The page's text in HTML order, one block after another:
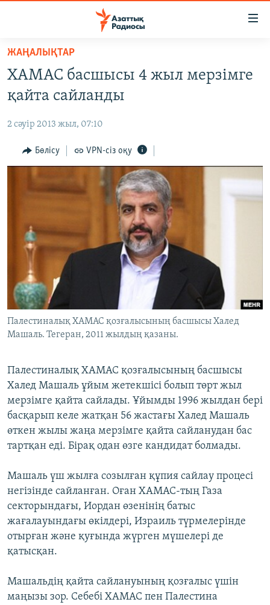
Skip
main
content
to
Navigation
Skip
ЖАҢАЛЫҚТАР
ҚАҢТАР ОҚИҒАСЫ
АДАМ ҚҰҚЫҚТАРЫ
ӘЛЕУМЕТ
ӘЛЕМ
Русский
ЖАЗЫЛЫҢЫЗ
Басқа тілдерде
ЖАҢАЛЫҚТАР
ХАМАС басшысы 4 жыл мерзімге
қайта сайланды
2 сәуір 2013 жыл, 07:10
Бөлісу VPN-сіз оқу
Палестиналық ХАМАС қозғалысының басшысы Халед
Машаль. Тегеран, 2011 жылдың қазаны.
Палестиналық ХАМАС қозғалысының басшысы
Халед Машаль ұйым жетекшісі болып төрт жыл
мерзімге қайта сайлады. Ұйымды 1996 жылдан бері
басқарып келе жатқан 56 жастағы Халед Машаль
өткен жылы жаңа мерзімге қайта сайланудан бас
тартқан еді. Бірақ одан өзге кандидат болмады.
Машаль үш жылға созылған құпия сайлау процесі
негізінде сайланған. Оған ХАМАС-тың Газа
секторындағы, Иордан өзенінің батыс
жағалауындағы өкілдері, Израиль түрмелерінде
отырған және қуғында жүрген мүшелері де
қатысқан.
Машальдің қайта сайлануының қозғалыс үшін
маңызы зор. Себебі ХАМАС пен Палестина